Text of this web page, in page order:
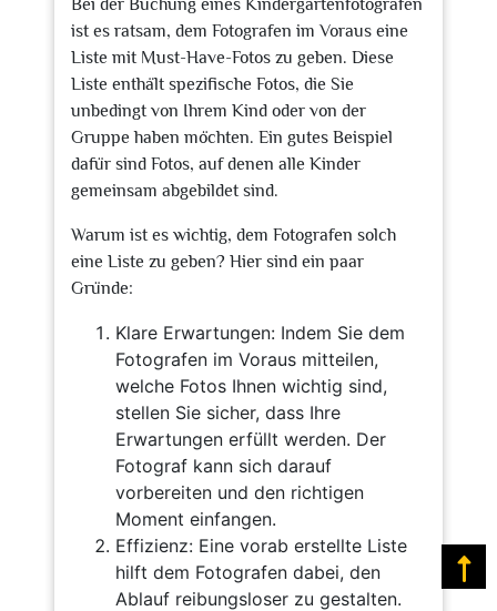
Bei der Buchung eines Kindergartenfotografen
ist es ratsam, dem Fotografen im Voraus eine
Liste mit Must-Have-Fotos zu geben. Diese
Liste enthält spezifische Fotos, die Sie
unbedingt von Ihrem Kind oder von der
Gruppe haben möchten. Ein gutes Beispiel
dafür sind Fotos, auf denen alle Kinder
gemeinsam abgebildet sind.
Warum ist es wichtig, dem Fotografen solch
eine Liste zu geben? Hier sind ein paar
Gründe:
Klare Erwartungen: Indem Sie dem
Fotografen im Voraus mitteilen,
welche Fotos Ihnen wichtig sind,
stellen Sie sicher, dass Ihre
Erwartungen erfüllt werden. Der
Fotograf kann sich darauf
vorbereiten und den richtigen
Moment einfangen.
Effizienz: Eine vorab erstellte Liste
hilft dem Fotografen dabei, den
Ablauf reibungsloser zu gestalten.